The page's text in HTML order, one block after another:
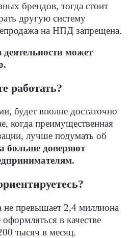
брендов, тогда стоит
другую систему
на НПД запрещена.
может
работать?
будет вполне достаточно
когда преимущественная
лучше подумать об
больше доверяют
не превышает 2,4 миллиона
в качестве
тысяч в месяц.